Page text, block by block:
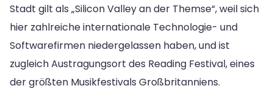
Stadt gilt als „Silicon Valley an der Themse“, weil sich
hier zahlreiche internationale Technologie- und
Softwarefirmen niedergelassen haben, und ist
zugleich Austragungsort des Reading Festival, eines
der größten Musikfestivals Großbritanniens.